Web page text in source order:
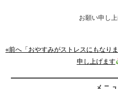
お願い申し上
«前へ「おやすみがストレスにもなりま
申し上げます